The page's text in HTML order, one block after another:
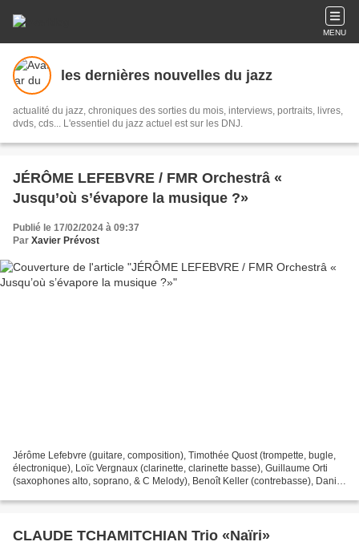
MENU
les dernières nouvelles du jazz
actualité du jazz, chroniques des sorties du mois, interviews, portraits, livres,
dvds, cds... L'essentiel du jazz actuel est sur les DNJ.
JÉRÔME LEFEBVRE / FMR Orchestrâ «
Jusqu’où s’évapore la musique ?»
Publié le 17/02/2024 à 09:37
Par Xavier Prévost
Jérôme Lefebvre (guitare, composition), Timothée Quost (trompette, bugle,
électronique), Loïc Vergnaux (clarinette, clarinette basse), Guillaume Orti
(saxophones alto, soprano, & C Melody), Benoît Keller (contrebasse), Daniel
CLAUDE TCHAMITCHIAN Trio «Naïri»